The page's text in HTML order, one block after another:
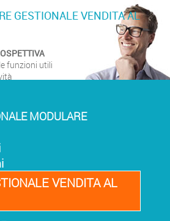
GESTIONALE VENDITA AL
le funzioni utili
MODULARE
VENDITA AL